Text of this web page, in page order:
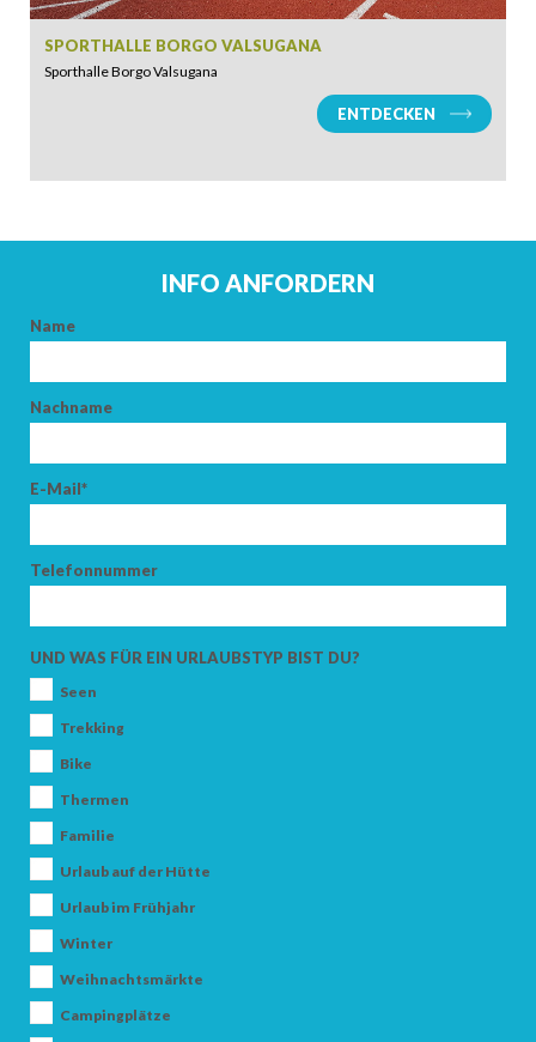
ANKUNFT
SPORTHALLE BORGO VALSUGANA
Sporthalle Borgo Valsugana
ENTDECKEN
INFO ANFORDERN
Name
Nachname
E-Mail*
Telefonnummer
UND WAS FÜR EIN URLAUBSTYP BIST DU?
Seen
Trekking
Bike
Thermen
Familie
Urlaub auf der Hütte
Urlaub im Frühjahr
Winter
Weihnachtsmärkte
Campingplätze